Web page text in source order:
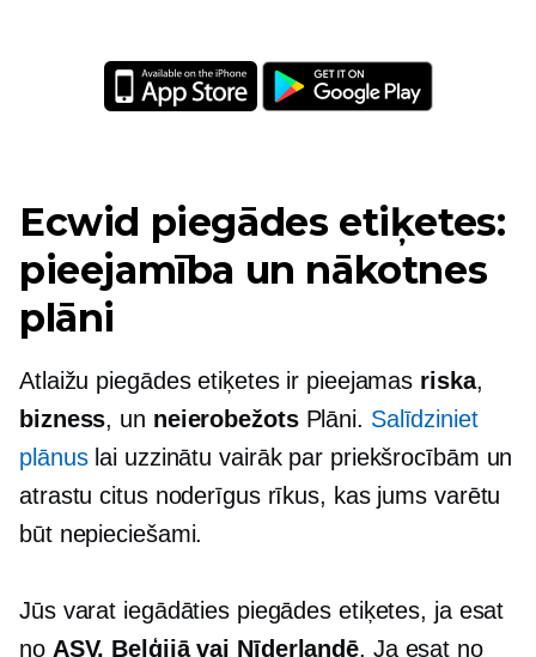
Ecwid piegādes etiķetes:
pieejamība un nākotnes
plāni
Atlaižu piegādes etiķetes ir pieejamas riska,
bizness, un neierobežotsPlāni. Salīdziniet
plānuslai uzzinātu vairāk par priekšrocībām un
atrastu citus noderīgus rīkus, kas jums varētu
būt nepieciešami.
Jūs varat iegādāties piegādes etiķetes, ja esat
no ASV, Beļģijā vai Nīderlandē. Ja esat no